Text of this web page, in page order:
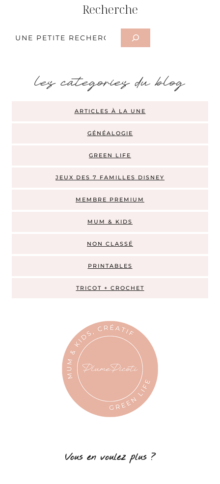
Recherche
les categories du blog
ARTICLES À LA UNE
GÉNÉALOGIE
GREEN LIFE
JEUX DES 7 FAMILLES DISNEY
MEMBRE PREMIUM
MUM & KIDS
NON CLASSÉ
PRINTABLES
TRICOT + CROCHET
Vous en voulez plus ?